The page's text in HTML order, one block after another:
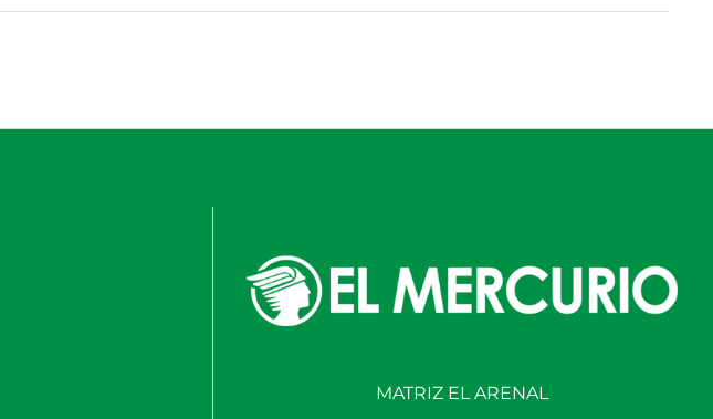
MATRIZ EL ARENAL